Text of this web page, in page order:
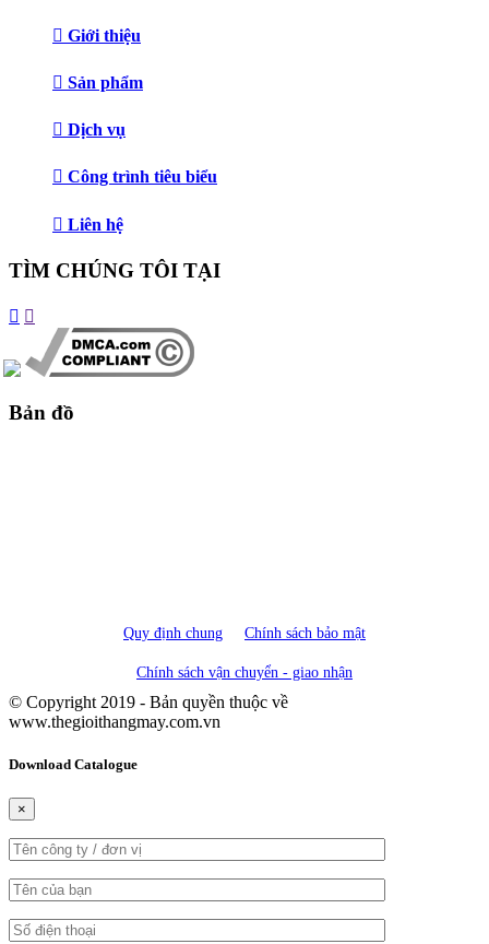
Giới thiệu
Sản phẩm
Dịch vụ
Công trình tiêu biểu
Liên hệ
TÌM CHÚNG TÔI TẠI
Bản đồ
Quy định chung Chính sách bảo mật
Chính sách vận chuyển - giao nhận
© Copyright 2019 - Bản quyền thuộc về
www.thegioithangmay.com.vn
Download Catalogue
×